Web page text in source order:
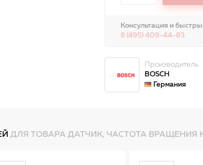
Консультация и
8 (495) 409-44-83
Производитель
BOSCH
Германия
ДЛЯ ТОВАРА ДАТЧИК, ЧАСТОТА ВРАЩЕНИЯ